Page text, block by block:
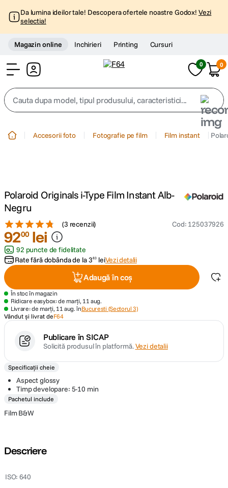
Da lumina ideilor tale! Descopera ofertele noastre Godox! Vezi
selectia!
Magazin online Inchirieri Printing Cursuri
0 0
Cauta dupa model, tipul produsului, caracteristici...
trepied telefon
4. peak design
5. canon sx740 hs
7. sony fx
card memorie
9. dji mic mini
dji osmo
Accesorii foto Fotografie pe film Film instant
Polaroid Originals i-Type Film Instant Alb-
Negru
(3 recenzii) Cod: 125037926
9200 lei
92 puncte de fidelitate
Rate fără dobânda de la383 leiVezi detalii
Adaugă în coș
În stoc în magazin
Ridicare easybox: de marți, 11 aug.
Livrare: de marți, 11 aug. înBucuresti (Sectorul 3)
Vândut și livrat deF64
Publicare în SICAP
Solicită produsul în platformă.Vezi detalii
Specificații cheie
Aspect glossy
Timp developare: 5-10 min
Pachetul include
Film B&W
Descriere
 ISO: 640